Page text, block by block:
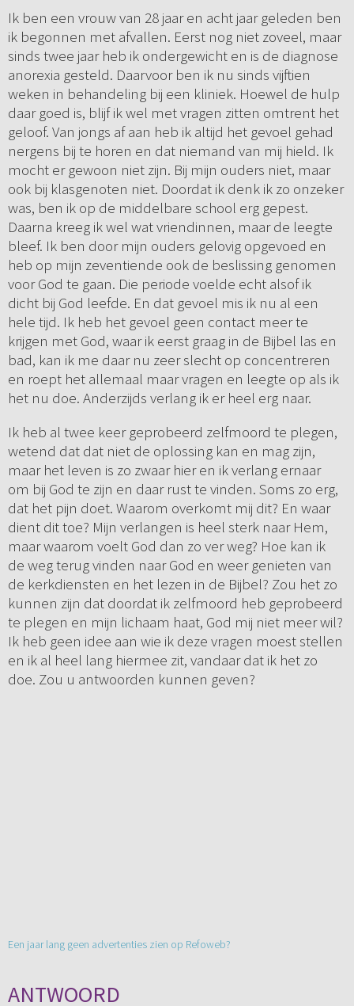
Ik ben een vrouw van 28 jaar en acht jaar geleden ben
ik begonnen met afvallen. Eerst nog niet zoveel, maar
sinds twee jaar heb ik ondergewicht en is de diagnose
anorexia gesteld. Daarvoor ben ik nu sinds vijftien
weken in behandeling bij een kliniek. Hoewel de hulp
daar goed is, blijf ik wel met vragen zitten omtrent het
geloof. Van jongs af aan heb ik altijd het gevoel gehad
nergens bij te horen en dat niemand van mij hield. Ik
mocht er gewoon niet zijn. Bij mijn ouders niet, maar
ook bij klasgenoten niet. Doordat ik denk ik zo onzeker
was, ben ik op de middelbare school erg gepest.
Daarna kreeg ik wel wat vriendinnen, maar de leegte
bleef. Ik ben door mijn ouders gelovig opgevoed en
heb op mijn zeventiende ook de beslissing genomen
voor God te gaan. Die periode voelde echt alsof ik
dicht bij God leefde. En dat gevoel mis ik nu al een
hele tijd. Ik heb het gevoel geen contact meer te
krijgen met God, waar ik eerst graag in de Bijbel las en
bad, kan ik me daar nu zeer slecht op concentreren
en roept het allemaal maar vragen en leegte op als ik
het nu doe. Anderzijds verlang ik er heel erg naar.
Ik heb al twee keer geprobeerd zelfmoord te plegen,
wetend dat dat niet de oplossing kan en mag zijn,
maar het leven is zo zwaar hier en ik verlang ernaar
om bij God te zijn en daar rust te vinden. Soms zo erg,
dat het pijn doet. Waarom overkomt mij dit? En waar
dient dit toe? Mijn verlangen is heel sterk naar Hem,
maar waarom voelt God dan zo ver weg? Hoe kan ik
de weg terug vinden naar God en weer genieten van
de kerkdiensten en het lezen in de Bijbel? Zou het zo
kunnen zijn dat doordat ik zelfmoord heb geprobeerd
te plegen en mijn lichaam haat, God mij niet meer wil?
Ik heb geen idee aan wie ik deze vragen moest stellen
en ik al heel lang hiermee zit, vandaar dat ik het zo
doe. Zou u antwoorden kunnen geven?
Een jaar lang geen advertenties zien op Refoweb?
ANTWOORD